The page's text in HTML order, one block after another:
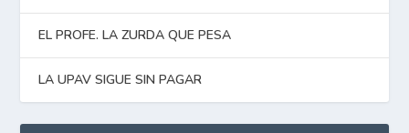
EL PROFE. LA ZURDA QUE PESA
LA UPAV SIGUE SIN PAGAR